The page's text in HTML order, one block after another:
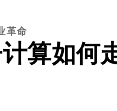
革命
算如何